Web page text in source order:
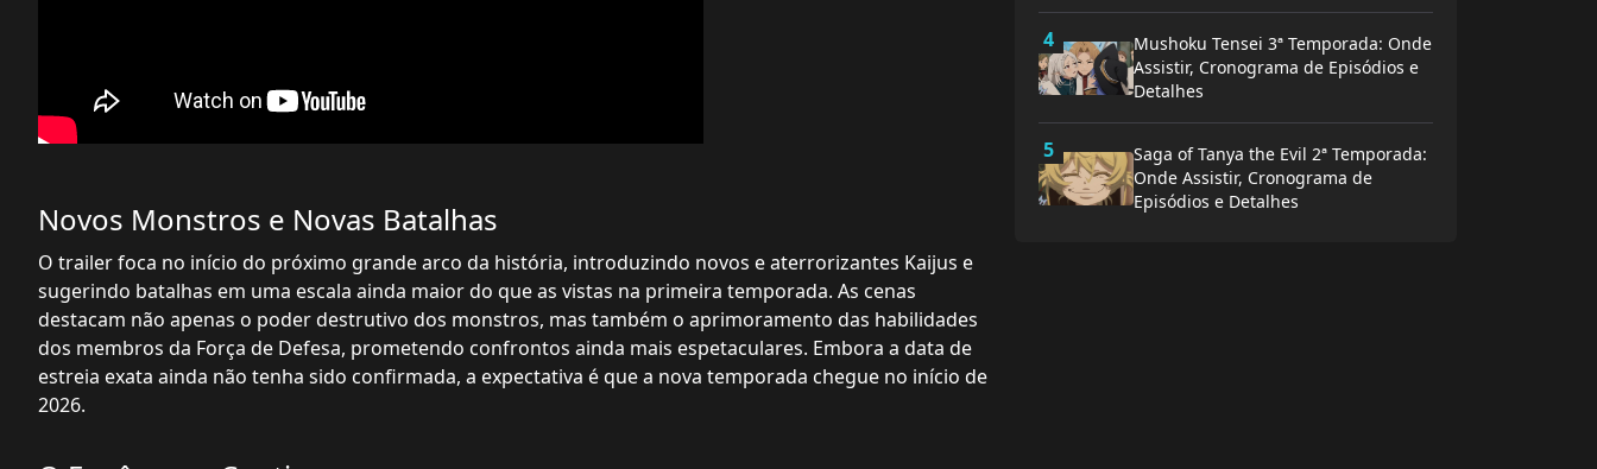
4
Mushoku Tensei 3ª Temporada: Onde
Assistir, Cronograma de Episódios e
Detalhes
5
Saga of Tanya the Evil 2ª Temporada:
Onde Assistir, Cronograma de
Episódios e Detalhes
Novos Monstros e Novas Batalhas
O trailer foca no início do próximo grande arco da história, introduzindo novos e aterrorizantes Kaijus e
sugerindo batalhas em uma escala ainda maior do que as vistas na primeira temporada. As cenas
destacam não apenas o poder destrutivo dos monstros, mas também o aprimoramento das habilidades
dos membros da Força de Defesa, prometendo confrontos ainda mais espetaculares. Embora a data de
estreia exata ainda não tenha sido confirmada, a expectativa é que a nova temporada chegue no início de
2026.